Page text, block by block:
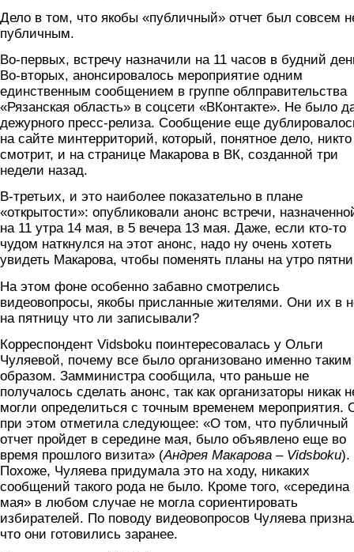
Дело в том, что якобы «публичный» отчет был совсем
публичным.
Во-первых, встречу назначили на 11 часов в будний
Во-вторых, анонсировалось мероприятие одним
единственным сообщением в группе облправительства
«Рязанская область» в соцсети «ВКонтакте». Не было
дежурного пресс-релиза. Сообщение еще
на сайте минтерриторий, который, понятное дело,
смотрит, и на странице Макарова в ВК, созданной три
недели назад.
В-третьих, и это наиболее показательно в плане
«открытости»: опубликовали анонс встречи,
на 11 утра 14 мая, в 5 вечера 13 мая. Даже, если кто-то
чудом наткнулся на этот анонс, надо ну очень хотеть
увидеть Макарова, чтобы поменять планы на утро
На этом фоне особенно забавно смотрелись
видеовопросы, якобы присланные жителями. Они их в
на пятницу что ли записывали?
Корреспондент Vidsboku поинтересовалась у Ольги
Чуляевой, почему все было организовано именно таким
образом. Замминистра сообщила, что раньше не
получалось сделать анонс, так как организаторы никак
могли определиться с точным временем мероприятия.
при этом отметила следующее: «О том, что публичный
отчет пройдет в середине мая, было объявлено еще во
время прошлого визита» (Андрея Макарова – Vidsboku).
Похоже, Чуляева придумала это на ходу, никаких
сообщений такого рода не было. Кроме того, «середина
мая» в любом случае не могла сориентировать
избирателей. По поводу видеовопросов Чуляева
что они готовились заранее.